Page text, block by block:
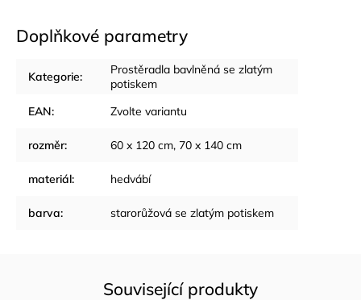
Doplňkové parametry
Kategorie:
Prostěradla bavlněná se zlatým
potiskem
EAN: Zvolte variantu
rozměr: 60 x 120 cm, 70 x 140 cm
materiál: hedvábí
barva: starorůžová se zlatým potiskem
Související produkty